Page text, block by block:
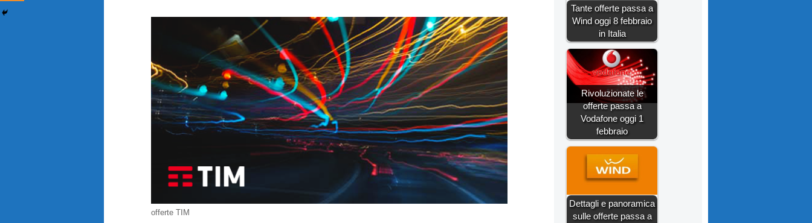
offerte TIM
Tante offerte passa a
Wind oggi 8 febbraio
in Italia
Rivoluzionate le
offerte passa a
Vodafone oggi 1
febbraio
Dettagli e panoramica
sulle offerte passa a